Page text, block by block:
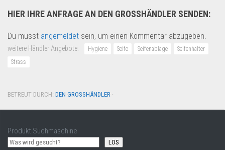
HIER IHRE ANFRAGE AN DEN GROSSHÄNDLER SENDEN:
Du musst angemeldet sein, um einen Kommentar abzugeben.
weitere Händler Angebote: Hygiene Seife Seifenablage
Seifenhalter
Strass
BETREUT DURCH: DEN GROSSHÄNDLER ·
Produkt Suchmaschine
LOS